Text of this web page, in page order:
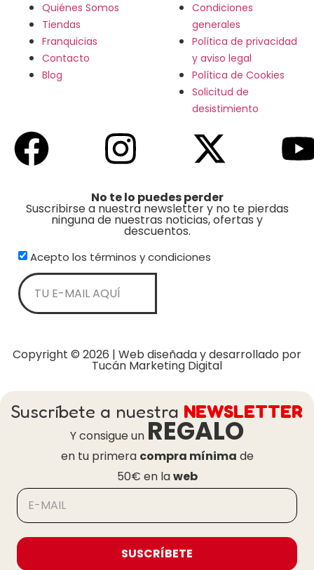
Quiénes Somos
Tiendas
Franquicias
Contacto
Blog
Condiciones
generales
Política de privacidad
y aviso legal
Política de Cookies
Solicitud de
desistimiento
No te lo puedes perder
Suscribirse a nuestra newsletter y no te pierdas
ninguna de nuestras noticias, ofertas y
descuentos.
Acepto los términos y condiciones
Copyright © 2026 | Web diseñada y desarrollado por
Tucán Marketing Digital
Suscríbete a nuestra NEWSLETTER
Y consigue un REGALO
en tu primera compra mínima de
50€ en laweb